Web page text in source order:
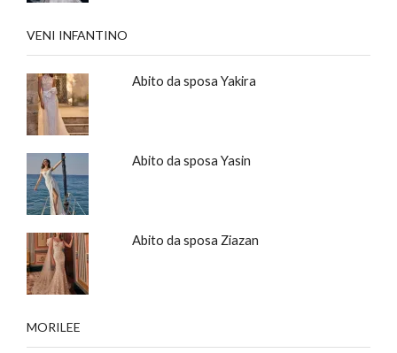
VENI INFANTINO
Abito da sposa Yakira
Abito da sposa Yasin
Abito da sposa Ziazan
MORILEE